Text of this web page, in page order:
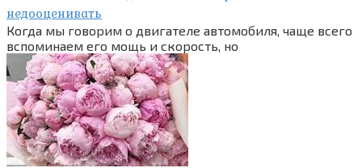
недооценивать
Когда мы говорим о двигателе автомобиля, чаще всего
вспоминаем его мощь и скорость, но